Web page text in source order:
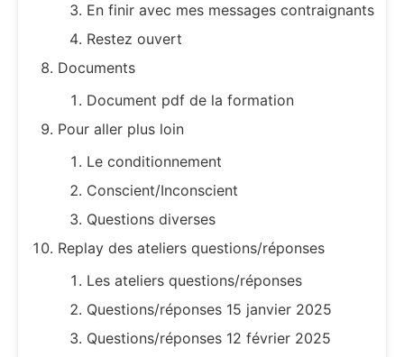
En finir avec mes messages contraignants
Restez ouvert
Documents
Document pdf de la formation
Pour aller plus loin
Le conditionnement
Conscient/Inconscient
Questions diverses
Replay des ateliers questions/réponses
Les ateliers questions/réponses
Questions/réponses 15 janvier 2025
Questions/réponses 12 février 2025